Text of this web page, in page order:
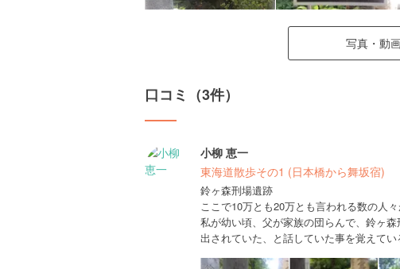
写真・動
口コミ（3件）
小柳 恵一
東海道散歩その1 (日本橋から舞坂宿)
鈴ヶ森刑場遺跡
ここで10万とも20万とも言われる数の人
私が幼い頃、父が家族の団らんで、鈴ヶ
出されていた、と話していた事を覚えてい